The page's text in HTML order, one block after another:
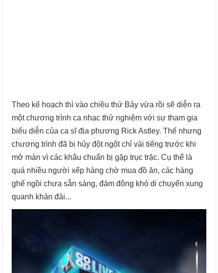
Theo kế hoạch thì vào chiều thứ Bảy vừa rồi sẽ diễn ra
một chương trình ca nhạc thử nghiệm với sự tham gia
biểu diễn của ca sĩ địa phương Rick Astley. Thế nhưng
chương trình đã bị hủy đột ngột chỉ vài tiếng trước khi
mở màn vì các khâu chuẩn bị gặp trục trặc. Cụ thể là
quá nhiều người xếp hàng chờ mua đồ ăn, các hàng
ghế ngồi chưa sẵn sàng, đám đông khó di chuyển xung
quanh khán đài...